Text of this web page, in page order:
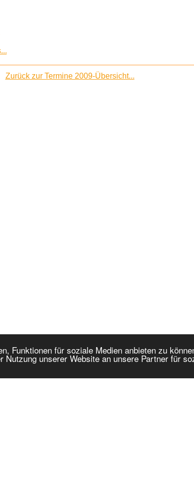
Funktionen für soziale Medien anbieten zu
unserer Website an unsere Partner für
Zurück zur Termine 2009-Übersicht...